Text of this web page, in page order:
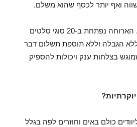
ואף יותר לכסף שהוא משלם.
כשבני מדבר על שפע רק מי שישב באחת ממסעדותיו מבין על מה הוא מדבר. הארוחה נפתחת ב-20 סוגי סלטים
ללא הגבלה וללא תוספת תשלום דבר
בצלחות ענק ויכולות להספיק
כולם באים וחוזרים לפה בגלל